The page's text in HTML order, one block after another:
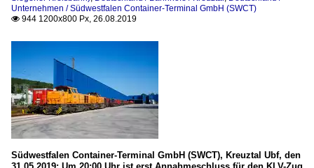
Unternehmen / Südwestfalen Container-Terminal GmbH (SWCT)
 944 1200x800 Px, 26.08.2019
Südwestfalen Container-Terminal GmbH (SWCT), Kreuztal Ubf, den